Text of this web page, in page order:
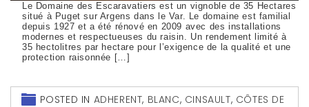
Le Domaine des Escaravatiers est un vignoble de 35 Hectares
situé à Puget sur Argens dans le Var. Le domaine est familial
depuis 1927 et a été rénové en 2009 avec des installations
modernes et respectueuses du raisin. Un rendement limité à
35 hectolitres par hectare pour l’exigence de la qualité et une
protection raisonnée […]
POSTED IN ADHERENT, BLANC, CINSAULT, CÔTES DE